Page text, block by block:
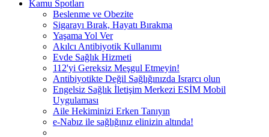
Kamu Spotları
Beslenme ve Obezite
Sigarayı Bırak, Hayatı Bırakma
Yaşama Yol Ver
Akılcı Antibiyotik Kullanımı
Evde Sağlık Hizmeti
112'yi Gereksiz Meşgul Etmeyin!
Antibiyotikte Değil Sağlığınızda Israrcı olun
Engelsiz Sağlık İletişim Merkezi ESİM Mobil
Uygulaması
Aile Hekiminizi Erken Tanıyın
e-Nabız ile sağlığınız elinizin altında!